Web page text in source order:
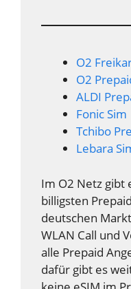
O2
O2
ALDI
Fonic Sim
Tchibo
Lebara
Im O2 Netz gibt
billigsten
deutschen
WLAN Call und
alle Prepaid
dafür gibt es